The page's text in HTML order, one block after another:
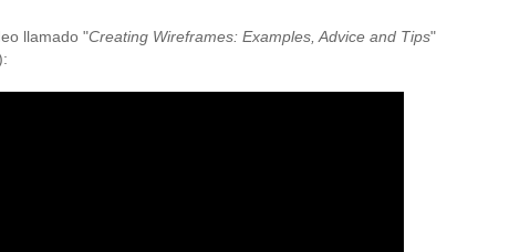
llamado "Creating Wireframes: Examples, Advice and Tips"